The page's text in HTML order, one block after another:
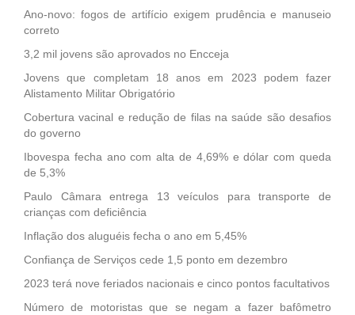
Ano-novo: fogos de artifício exigem prudência e manuseio
correto
3,2 mil jovens são aprovados no Encceja
Jovens que completam 18 anos em 2023 podem fazer
Alistamento Militar Obrigatório
Cobertura vacinal e redução de filas na saúde são desafios
do governo
Ibovespa fecha ano com alta de 4,69% e dólar com queda
de 5,3%
Paulo Câmara entrega 13 veículos para transporte de
crianças com deficiência
Inflação dos aluguéis fecha o ano em 5,45%
Confiança de Serviços cede 1,5 ponto em dezembro
2023 terá nove feriados nacionais e cinco pontos facultativos
Número de motoristas que se negam a fazer bafômetro